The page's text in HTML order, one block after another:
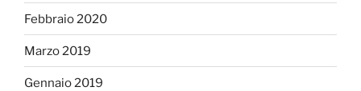
Febbraio 2020
Marzo 2019
Gennaio 2019